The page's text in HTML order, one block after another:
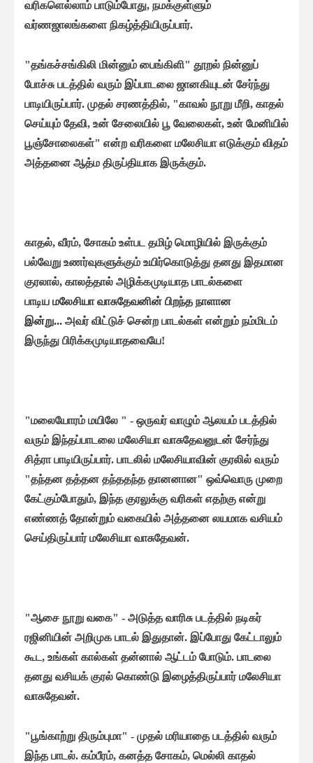
வரிகளெல்லாம் பாடும்போது, நமக்குள்ளும்
வர்ணஜாலங்களை நிகழ்த்தியிருப்பார்.
"தங்கச்சங்கிலி மின்னும் பைங்கிளி" தூறல் நின்னுப்
போச்சு படத்தில் வரும் இப்பாடலை ஜானகியுடன் சேர்ந்து
பாடியிருப்பார். முதல் சரணத்தில், "காவல் நூறு மீறி, காதல்
செய்யும் தேவி, உன் சேலையில் பூ வேலைகள், உன் மேனியில்
பூஞ்சோலைகள்" என்ற வரிகளை மலேசியா எடுக்கும் விதம்
அத்தனை ஆத்ம திருப்தியாக இருக்கும்.
காதல், வீரம், சோகம் உள்பட தமிழ் மொழியில் இருக்கும்
பல்வேறு உணர்வுகளுக்கும் உயிர்கொடுத்து தனது இதமான
குரலால், காலத்தால் அழிக்கமுடியாத பாடல்களை
பாடிய மலேசியா வாசுதேவனின் பிறந்த நாளான
இன்று... அவர் விட்டுச் சென்ற பாடல்கள் என்றும் நம்மிடம்
இருந்து பிரிக்கமுடியாதவையே!
"மலையோரம் மயிலே " - ஒருவர் வாழும் ஆலயம் படத்தில்
வரும் இந்தப்பாடலை மலேசியா வாசுதேவனுடன் சேர்ந்து
சித்ரா பாடியிருப்பார். பாடலில் மலேசியாவின் குரலில் வரும்
"தந்தன தத்தன தந்ததந்த தானனான" ஒவ்வொரு முறை
கேட்கும்போதும், இந்த குரலுக்கு வரிகள் எதற்கு என்று
எண்ணத் தோன்றும் வகையில் அத்தனை லயமாக வசியம்
செய்திருப்பார் மலேசியா வாசுதேவன்.
"ஆசை நூறு வகை" - அடுத்த வாரிசு படத்தில் நடிகர்
ரஜினியின் அறிமுக பாடல் இதுதான். இப்போது கேட்டாலும்
கூட, உங்கள் கால்கள் தன்னால் ஆட்டம் போடும். பாடலை
தனது வசியக் குரல் கொண்டு இழைத்திருப்பார் மலேசியா
வாசுதேவன்.
"பூங்காற்று திரும்புமா" - முதல் மரியாதை படத்தில் வரும்
இந்த பாடல். கம்பீரம், கனத்த சோகம், மெல்லி காதல்